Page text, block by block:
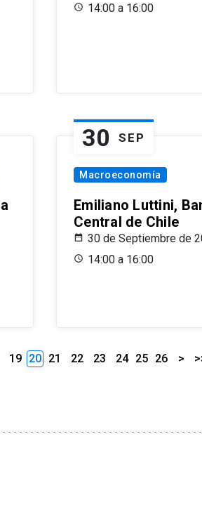
14:00 a 16:00
30 SEP
Macroeconomía
Emiliano Luttini,
Central de Chile
30 de Septiembre de
14:00 a 16:00
19 20 21 22 23 24 25 26 >